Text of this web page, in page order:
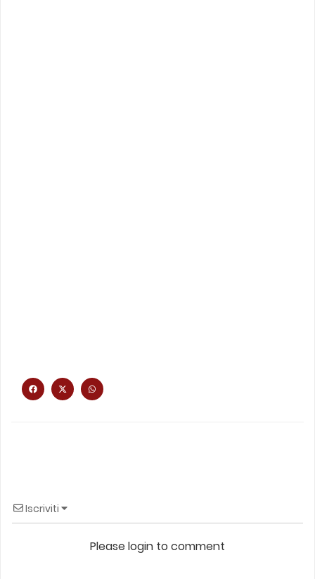
Iscriviti
Please login to comment